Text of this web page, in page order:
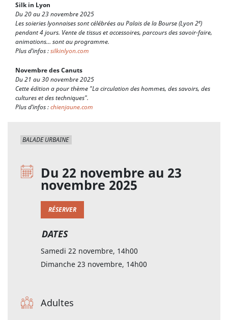
Silk in Lyon
Du 20 au 23 novembre 2025
Les soieries lyonnaises sont célébrées au Palais de la Bourse (Lyon 2e)
pendant 4 jours. Vente de tissus et accessoires, parcours des savoir-faire,
animations… sont au programme.
Plus d’infos :silkinlyon.com
Novembre des Canuts
Du 21 au 30 novembre 2025
Cette édition a pour thème "La circulation des hommes, des savoirs, des
cultures et des techniques".
Plus d’infos :chienjaune.com
BALADE URBAINE
Du 22 novembre au 23
novembre 2025
RÉSERVER
DATES
Samedi 22 novembre, 14h00
Dimanche 23 novembre, 14h00
Adultes